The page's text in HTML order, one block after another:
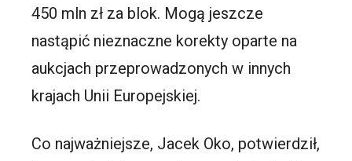
450 mln zł za blok. Mogą jeszcze
nastąpić nieznaczne korekty oparte na
aukcjach przeprowadzonych w innych
krajach Unii Europejskiej.
Co najważniejsze, Jacek Oko, potwierdził,